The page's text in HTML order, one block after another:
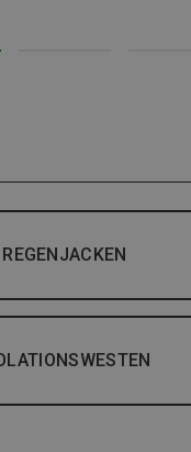
REGENJACKEN